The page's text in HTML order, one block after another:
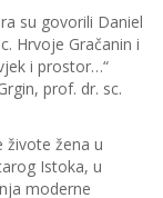
su govorili Daniel
Hrvoje Gračanin i
i prostor…“
prof. dr. sc.
živote žena u
Istoka, u
moderne